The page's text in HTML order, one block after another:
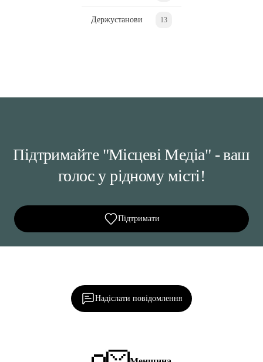
Держустанови 13
Підтримайте "Місцеві Медіа" - ваш
голос у рідному місті!
Підтримати
Надіслати повідомлення